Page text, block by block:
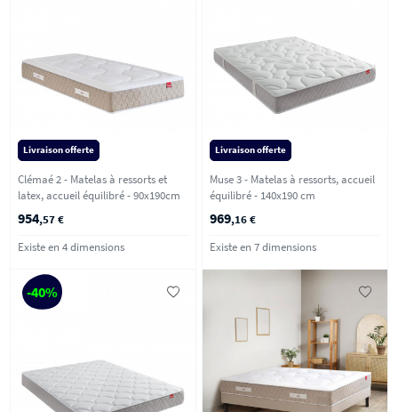
Livraison offerte
Clémaé 2 - Matelas à ressorts et
latex, accueil équilibré - 90x190cm
954,57 €
Existe en 4 dimensions
Livraison offerte
Muse 3 - Matelas à ressorts, accueil
équilibré - 140x190 cm
969,16 €
Existe en 7 dimensions
-40%